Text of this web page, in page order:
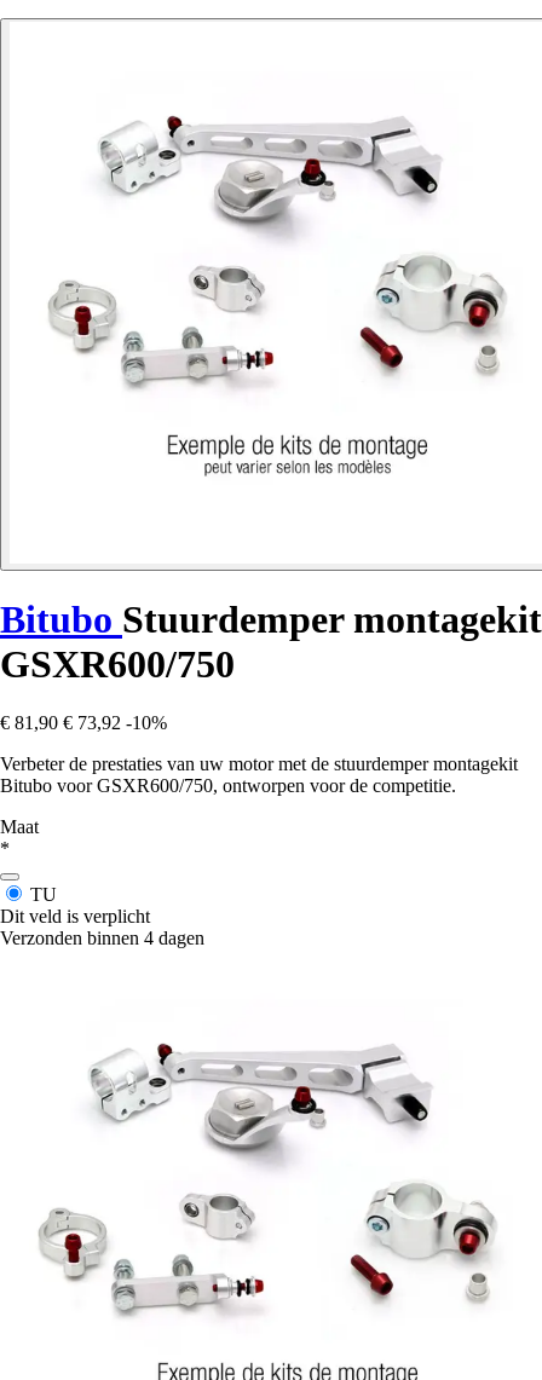
Bitubo Stuurdemper montagekit
GSXR600/750
€ 81,90 € 73,92 -10%
Verbeter de prestaties van uw motor met de stuurdemper montagekit
Bitubo voor GSXR600/750, ontworpen voor de competitie.
Maat
*
TU
Dit veld is verplicht
Verzonden binnen 4 dagen